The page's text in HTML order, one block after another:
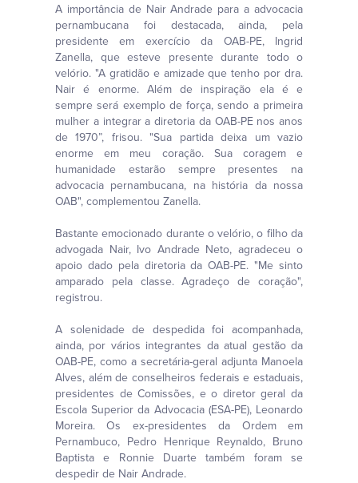
A importância de Nair Andrade para a advocacia
pernambucana foi destacada, ainda, pela
presidente em exercício da OAB-PE, Ingrid
Zanella, que esteve presente durante todo o
velório. "A gratidão e amizade que tenho por dra.
Nair é enorme. Além de inspiração ela é e
sempre será exemplo de força, sendo a primeira
mulher a integrar a diretoria da OAB-PE nos anos
de 1970”, frisou. "Sua partida deixa um vazio
enorme em meu coração. Sua coragem e
humanidade estarão sempre presentes na
advocacia pernambucana, na história da nossa
OAB", complementou Zanella.
Bastante emocionado durante o velório, o filho da
advogada Nair, Ivo Andrade Neto, agradeceu o
apoio dado pela diretoria da OAB-PE. "Me sinto
amparado pela classe. Agradeço de coração",
registrou.
A solenidade de despedida foi acompanhada,
ainda, por vários integrantes da atual gestão da
OAB-PE, como a secretária-geral adjunta Manoela
Alves, além de conselheiros federais e estaduais,
presidentes de Comissões, e o diretor geral da
Escola Superior da Advocacia (ESA-PE), Leonardo
Moreira. Os ex-presidentes da Ordem em
Pernambuco, Pedro Henrique Reynaldo, Bruno
Baptista e Ronnie Duarte também foram se
despedir de Nair Andrade.